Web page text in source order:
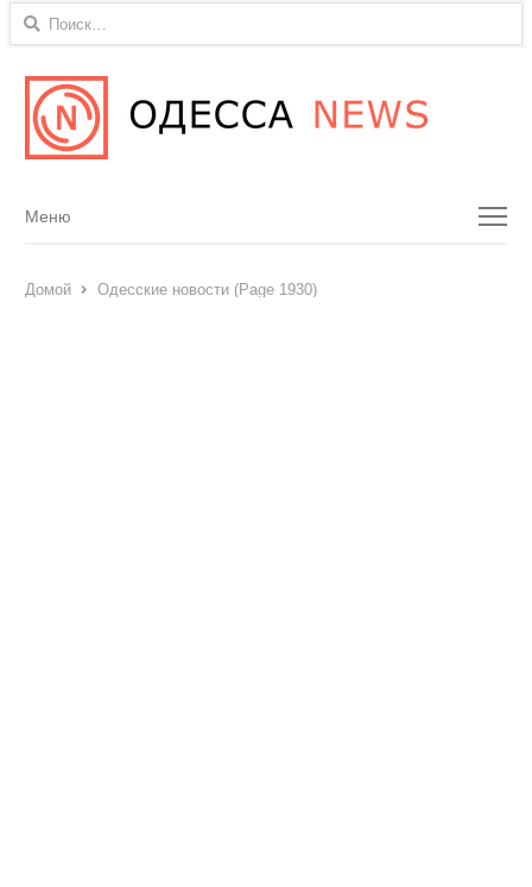
Найти:
Menu
Меню
Домой Одесские новости (Page 1930)